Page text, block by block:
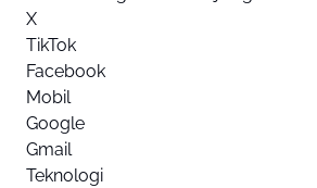
X
TikTok
Facebook
Mobil
Google
Gmail
Teknologi